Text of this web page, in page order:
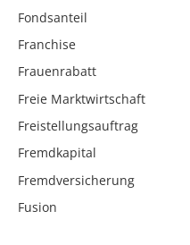
Fondsanteil
Franchise
Frauenrabatt
Freie Marktwirtschaft
Freistellungsauftrag
Fremdkapital
Fremdversicherung
Fusion